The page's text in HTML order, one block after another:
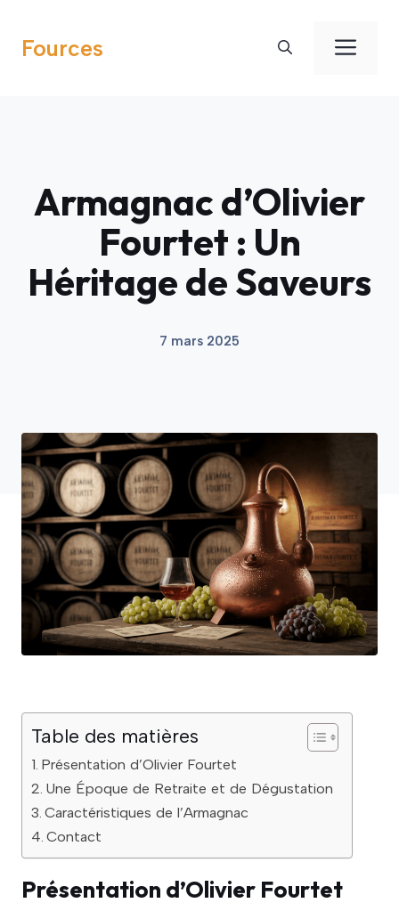
contenu
Fources
Armagnac d’Olivier
Fourtet : Un
Héritage de Saveurs
7 mars 2025
Table des matières
Présentation d’Olivier Fourtet
Une Époque de Retraite et de Dégustation
Caractéristiques de l’Armagnac
Contact
Présentation d’Olivier Fourtet